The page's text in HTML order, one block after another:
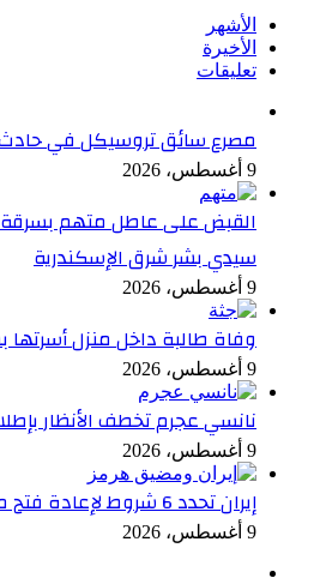
الأشهر
الأخيرة
تعليقات
مصرع سائق تروسيكل في حادث
9 أغسطس، 2026
القبض على عاطل متهم
سيدي بشر شرق الإسكندرية
9 أغسطس، 2026
وفاة طالبة داخل منزل
9 أغسطس، 2026
نانسي عجرم تخطف الأنظار
9 أغسطس، 2026
إيران تحدد 6 شروط لإعادة فتح مضيق هرمز
9 أغسطس، 2026